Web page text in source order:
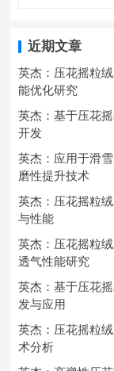
近期文章
英杰：压花摇粒
能优化研究
英杰：基于压花
开发
英杰：应用于滑
磨性提升技术
英杰：压花摇粒
与性能
英杰：压花摇粒
透气性能研究
英杰：基于压花
发与应用
英杰：压花摇粒
术分析